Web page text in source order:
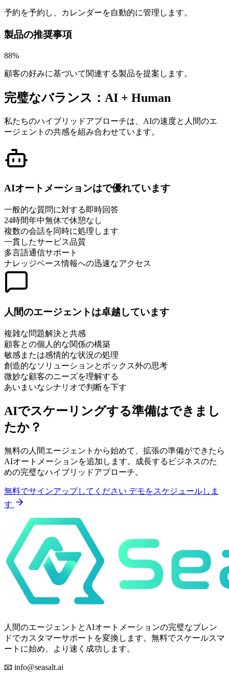
予約を予約し、カレンダーを自動的に管理します。
製品の推奨事項
88%
顧客の好みに基づいて関連する製品を提案します。
完璧なバランス：AI + Human
私たちのハイブリッドアプローチは、AIの速度と人間のエ
ージェントの共感を組み合わせています。
AIオートメーションはで優れています
一般的な質問に対する即時回答
24時間年中無休で休憩なし
複数の会話を同時に処理します
一貫したサービス品質
多言語通信サポート
ナレッジベース情報への迅速なアクセス
人間のエージェントは卓越しています
複雑な問題解決と共感
顧客との個人的な関係の構築
敏感または感情的な状況の処理
創造的なソリューションとボックス外の思考
微妙な顧客のニーズを理解する
あいまいなシナリオで判断を下す
AIでスケーリングする準備はできまし
たか？
無料の人間エージェントから始めて、拡張の準備ができたら
AIオートメーションを追加します。成長するビジネスのた
めの完璧なハイブリッドアプローチ。
無料でサインアップしてください デモをスケジュールしま
す
人間のエージェントとAIオートメーションの完璧なブレン
ドでカスタマーサポートを変換します。無料でスケールスマ
ートに始め、より速く成功します。
📧 info@seasalt.ai